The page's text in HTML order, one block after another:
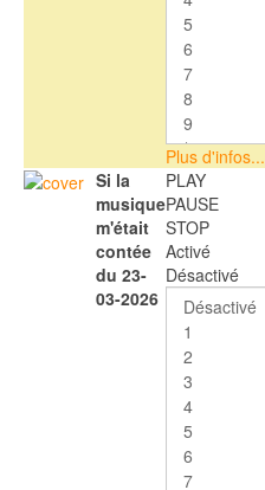
Plus d'infos...
Si la
musique
m'était
contée
du 23-
03-2026
PLAY
PAUSE
STOP
Activé
Désactivé